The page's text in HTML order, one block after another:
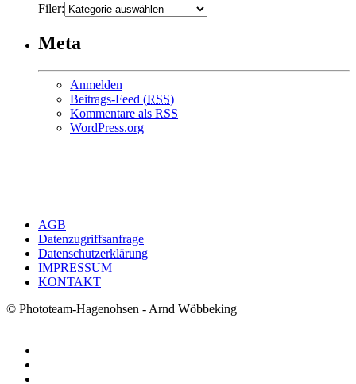
Filer:
Meta
Anmelden
Beitrags-Feed (RSS)
Kommentare als RSS
WordPress.org
AGB
Datenzugriffsanfrage
Datenschutzerklärung
IMPRESSUM
KONTAKT
© Phototeam-Hagenohsen - Arnd Wöbbeking